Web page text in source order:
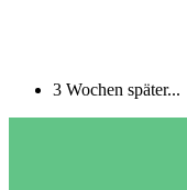
3 Wochen später...